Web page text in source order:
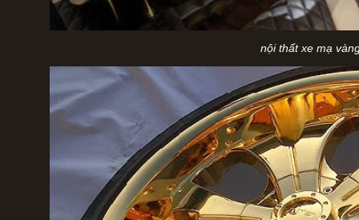
nội thất xe mạ